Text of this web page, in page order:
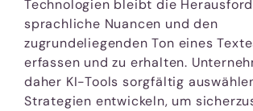
Technologien bleibt die
sprachliche Nuancen und den
zugrundeliegenden Ton eines
erfassen und zu erhalten.
daher KI-Tools sorgfältig
Strategien entwickeln, um